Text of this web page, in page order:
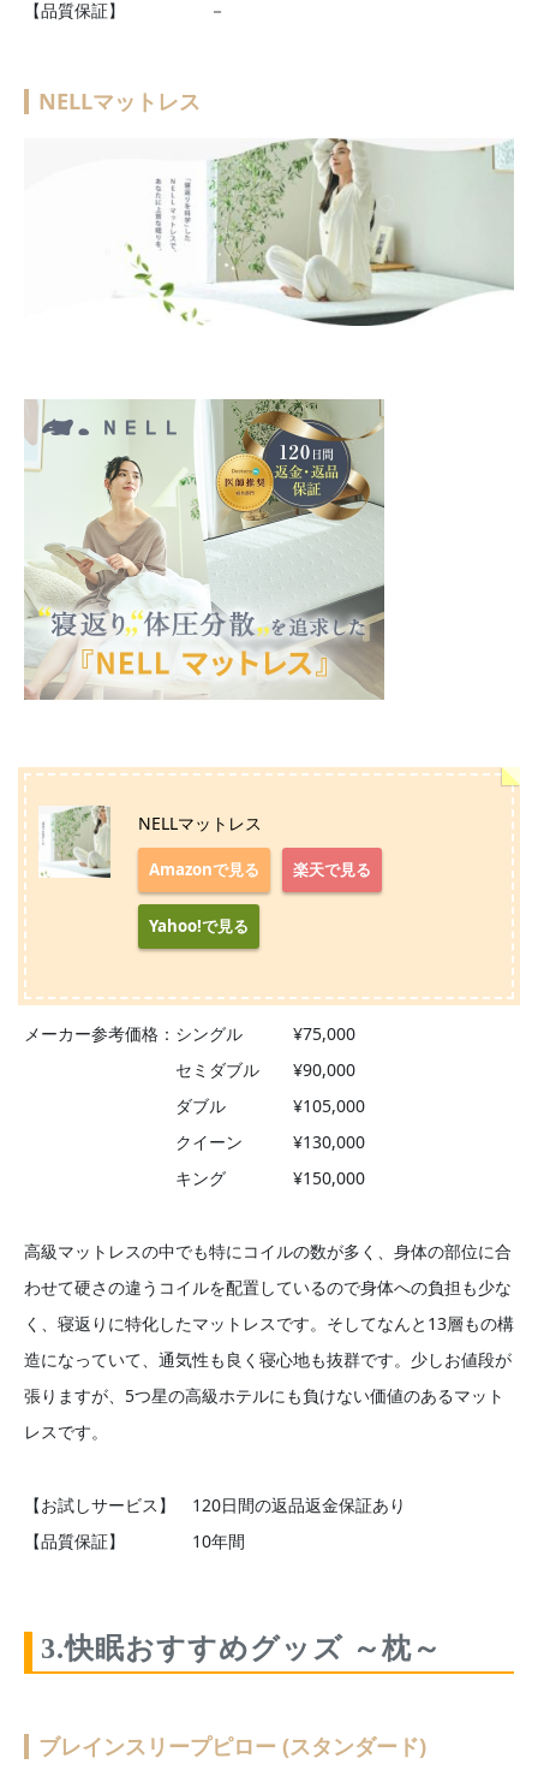
【品質保証】 －
NELLマットレス
NELLマットレス
Amazonで見る 楽天で見る
Yahoo!で見る
メーカー参考価格：シングル ¥75,000
セミダブル ¥90,000
ダブル ¥105,000
クイーン ¥130,000
キング ¥150,000
高級マットレスの中でも特にコイルの数が多く、身体の部位に合
わせて硬さの違うコイルを配置しているので身体への負担も少な
く、寝返りに特化したマットレスです。そしてなんと13層もの構
造になっていて、通気性も良く寝心地も抜群です。少しお値段が
張りますが、5つ星の高級ホテルにも負けない価値のあるマット
レスです。
【お試しサービス】 120日間の返品返金保証あり
【品質保証】 10年間
3.快眠おすすめグッズ ～枕～
ブレインスリープピロー (スタンダード)